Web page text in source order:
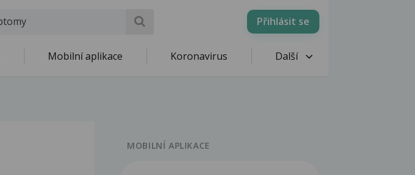
Přihlásit se
Mobilní aplikace Koronavirus Další
MOBILNÍ APLIKACE